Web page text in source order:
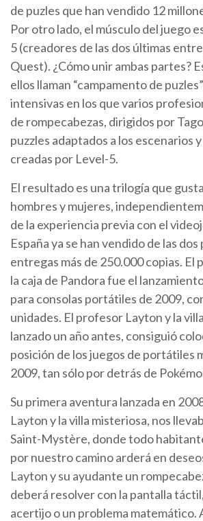
de puzles que han vendido 12
Por otro lado, el músculo del juego
5 (creadores de las dos últimas
Quest). ¿Cómo unir ambas partes?
ellos llaman “campamento de
intensivas en los que varios
de rompecabezas, dirigidos por
puzzles adaptados a los escenarios
creadas por Level-5.
El resultado es una trilogía que
hombres y mujeres,
de la experiencia previa con el
España ya se han vendido de las
entregas más de 250.000 copias. El
la caja de Pandora fue el
para consolas portátiles de 2009,
unidades. El profesor Layton y la
lanzado un año antes, consiguió
posición de los juegos de portátiles
2009, tan sólo por detrás de
Su primera aventura lanzada en
Layton y la villa misteriosa, nos
Saint-Mystère, donde todo
por nuestro camino arderá en
Layton y su ayudante un
deberá resolver con la pantalla
acertijo o un problema matemático.